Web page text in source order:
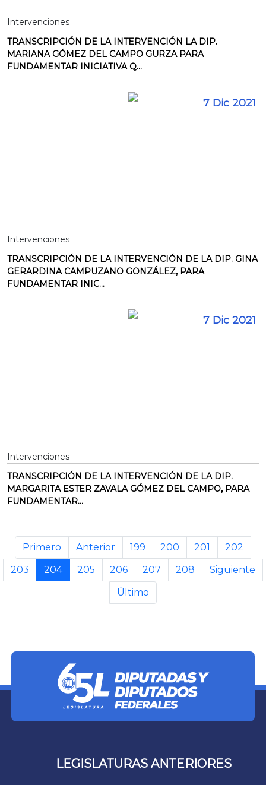
Intervenciones
TRANSCRIPCIÓN DE LA INTERVENCIÓN LA DIP.
MARIANA GÓMEZ DEL CAMPO GURZA PARA
FUNDAMENTAR INICIATIVA Q...
7 Dic 2021
Intervenciones
TRANSCRIPCIÓN DE LA INTERVENCIÓN DE LA DIP. GINA
GERARDINA CAMPUZANO GONZÁLEZ, PARA
FUNDAMENTAR INIC...
7 Dic 2021
Intervenciones
TRANSCRIPCIÓN DE LA INTERVENCIÓN DE LA DIP.
MARGARITA ESTER ZAVALA GÓMEZ DEL CAMPO, PARA
FUNDAMENTAR...
Primero Anterior 199 200 201
202
203
204 205 206 207 208
Siguiente
Último
LEGISLATURAS ANTERIORES